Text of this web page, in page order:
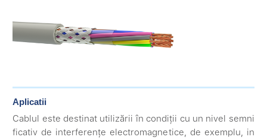
Aplicatii
Cablul este destinat utilizării în condiții cu un nivel semni
ficativ de interferențe electromagnetice, de exemplu, in